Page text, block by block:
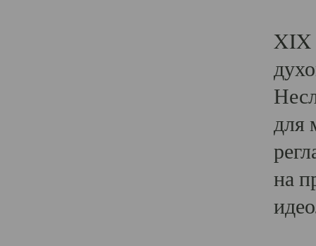
XIX
для
на